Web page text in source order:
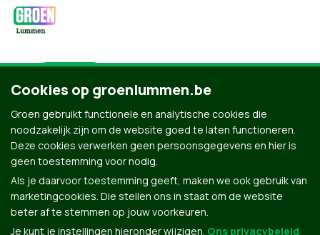
© Copyright Groen 2026 | Gemaakt metNationBuilder
Contact Privacybeleid
Cookies op groenlummen.be
Groen gebruikt functionele en analytische cookies die
noodzakelijk zijn om de website goed te laten functioneren.
Deze cookies verwerken geen persoonsgegevens en hier is
geen toestemming voor nodig.
Als je daarvoor toestemming geeft, maken we ook gebruik van
marketingcookies. Die stellen ons in staat om de website
beter af te stemmen op jouw voorkeuren.
Je kunt je instellingen hieronder wijzigen. Ons privacybeleid